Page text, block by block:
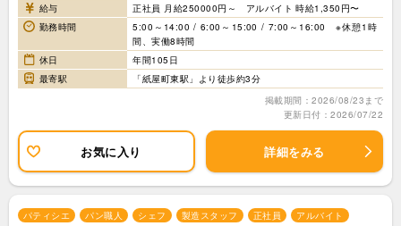
給与
正社員 月給250000円～ アルバイト 時給1,350円〜
勤務時間
5:00～14:00 / 6:00～15:00 / 7:00～16:00 ※休憩1時
間、実働8時間
休日
年間105日
最寄駅
「紙屋町東駅」より徒歩約3分
掲載期間：2026/08/23まで
更新日付：2026/07/22
お気に入り 詳細をみる
パティシエ パン職人 シェフ 製造スタッフ 正社員
アルバイト